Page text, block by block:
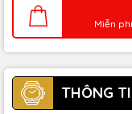
Miễn
THÔNG